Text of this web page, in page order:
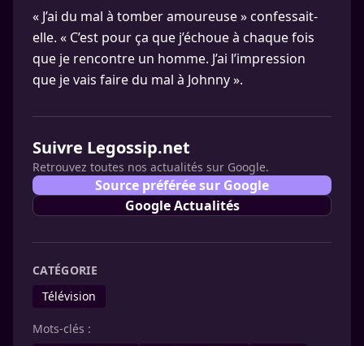
« J’ai du mal à tomber amoureuse » confessait-
elle. « C’est pour ça que j’échoue à chaque fois
que je rencontre un homme. J’ai l’impression
que je vais faire du mal à Johnny ».
Suivre Legossip.net
Retrouvez toutes nos actualités sur Google.
Source préférée sur Google
Google Actualités
CATÉGORIE
Télévision
Mots-clés :